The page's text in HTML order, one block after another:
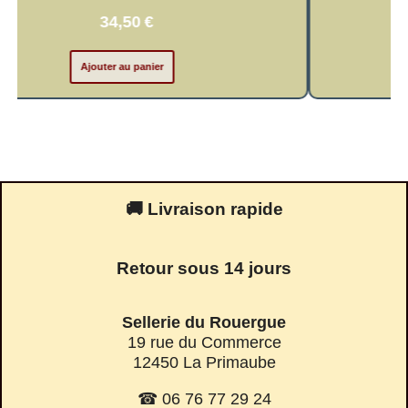
🚚 Livraison rapide
Retour sous 14 jours
Sellerie du Rouergue
19 rue du Commerce
12450 La Primaube
☎ 06 76 77 29 24